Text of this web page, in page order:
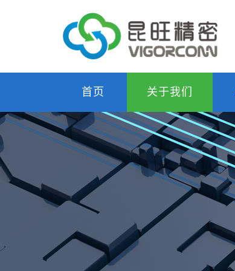
首页 关于我们